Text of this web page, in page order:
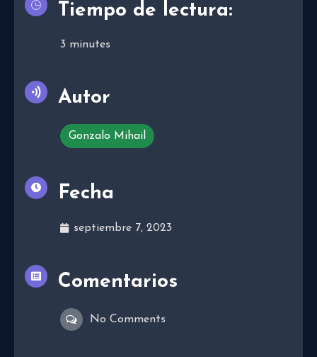
Tiempo de lectura:
3 minutes
Autor
Gonzalo Mihail
Fecha
septiembre 7, 2023
Comentarios
No Comments